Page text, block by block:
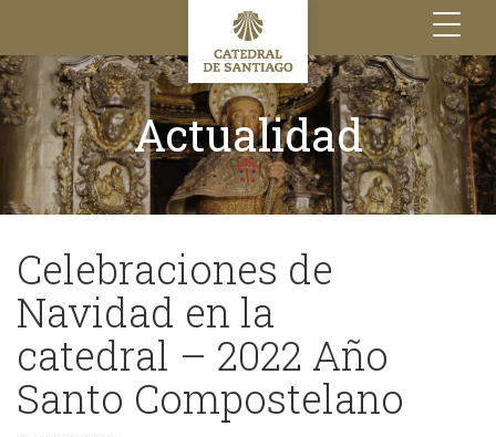
Toggle
navigation
Actualidad
Celebraciones de
Navidad en la
catedral – 2022 Año
Santo Compostelano